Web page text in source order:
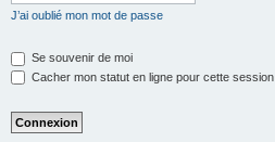
J’ai oublié mon mot de passe
Se souvenir de moi
Cacher mon statut en ligne pour cette session